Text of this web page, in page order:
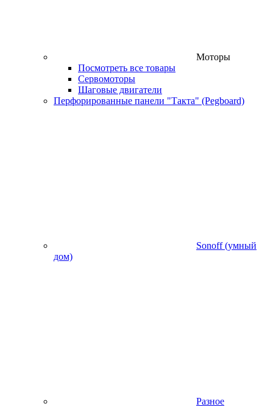
Моторы
Посмотреть все товары
Сервомоторы
Шаговые двигатели
Перфорированные панели "Такта" (Pegboard)
Sonoff (умный
дом)
Разное